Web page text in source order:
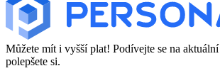
Můžete mít i vyšší plat! Podívejte se na aktuální
polepšete si.